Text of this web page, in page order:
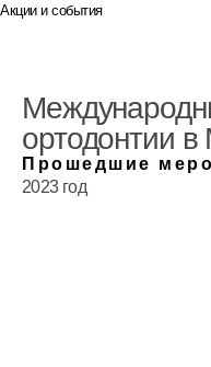
Акции и события
ортодонтии в
Прошедшие
2023 год